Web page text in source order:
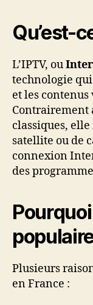
Qu’est-
L’IPTV, ou
technologie
et les
Contrairement
classiques, elle
satellite ou de
connexion
des
Plusieurs
en France :